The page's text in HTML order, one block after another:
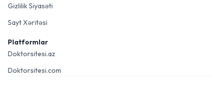
Gizlilik Siyasəti
Sayt Xəritəsi
Platformlar
Doktorsitesi.az
Doktorsitesi.com